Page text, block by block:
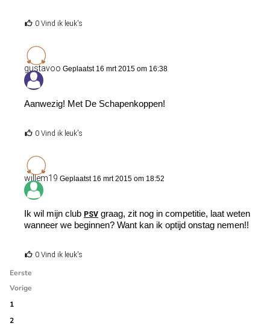
0 Vind ik leuk's
gustavoo Geplaatst 16 mrt 2015 om 16:38
Aanwezig! Met De Schapenkoppen!
0 Vind ik leuk's
willem19 Geplaatst 16 mrt 2015 om 18:52
Ik wil mijn club PSV graag, zit nog in competitie, laat weten
wanneer we beginnen? Want kan ik optijd onstag nemen!!
0 Vind ik leuk's
Eerste
Vorige
1
2